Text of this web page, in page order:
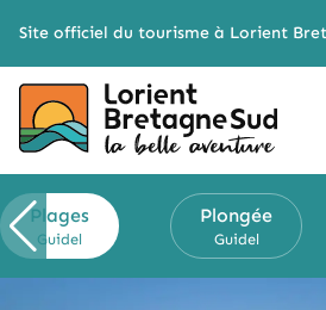
Site officiel du tourisme à Lorient
Plages
Guidel
Plongée
Guidel